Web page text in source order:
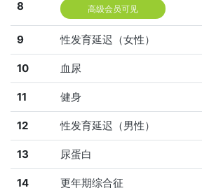
8 高级会员可见
9 性发育延迟（女性）
10 血尿
11 健身
12 性发育延迟（男性）
13 尿蛋白
14 更年期综合征